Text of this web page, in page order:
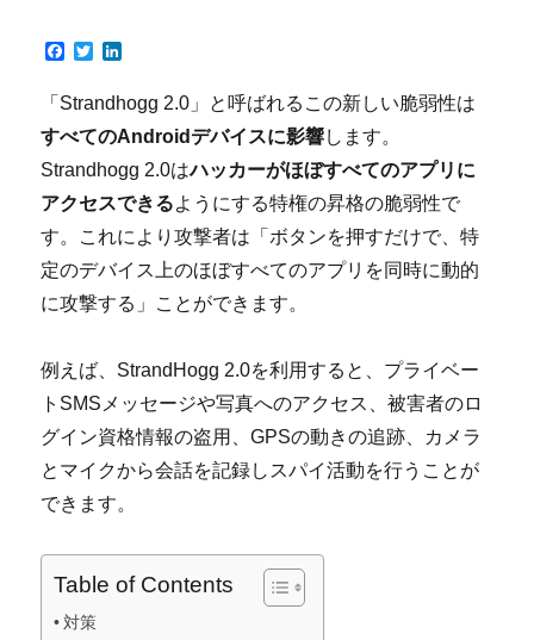
F
e
b
o
o
T
t
t
e
r
k
e
d
I
n
「Strandhogg 2.0」と呼ばれるこの新しい脆弱性は
すべてのAndroidデバイスに影響します。
Strandhogg 2.0はハッカーがほぼすべてのアプリに
アクセスできるようにする特権の昇格の脆弱性で
す。これにより攻撃者は「ボタンを押すだけで、特
定のデバイス上のほぼすべてのアプリを同時に動的
に攻撃する」ことができます。
例えば、StrandHogg 2.0を利用すると、プライベー
トSMSメッセージや写真へのアクセス、被害者のロ
グイン資格情報の盗用、GPSの動きの追跡、カメラ
とマイクから会話を記録しスパイ活動を行うことが
できます。
Table of Contents
対策